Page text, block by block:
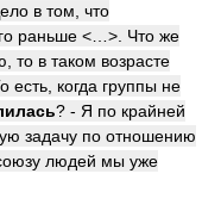
в том, что
раньше <…>. Что же
то в таком возрасте
есть, когда группы не
? - Я по крайней
задачу по отношению
союзу людей мы уже